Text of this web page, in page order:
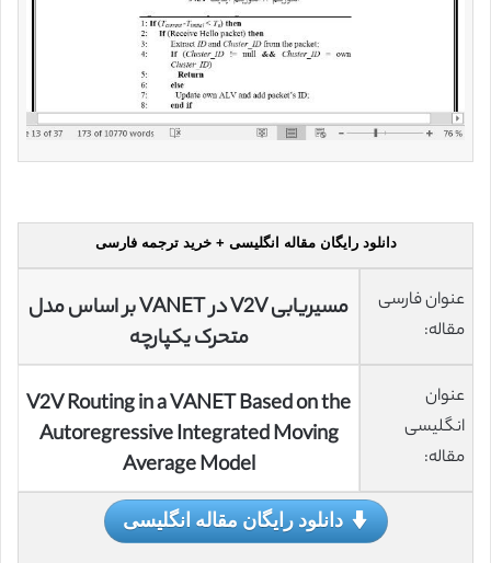
دانلود رایگان مقاله انگلیسی + خرید ترجمه فارسی
عنوان فارسی
مقاله:
مسیریابی V2V در VANET بر اساس مدل
متحرک یکپارچه
عنوان
انگلیسی
مقاله:
V2V Routing in a VANET Based on the
Autoregressive Integrated Moving
Average Model
دانلود رایگان مقاله انگلیسی